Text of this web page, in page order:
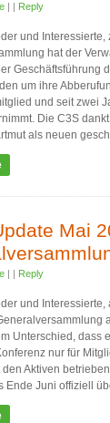
| | Reply
und Interessierte,
hat der
Geschäftsführung
um ihre
und seit zwei
Die C3S
als neuen
Mai
| | Reply
und
Unterschied, dass
nur für
Aktiven
Ende Juni offiziell